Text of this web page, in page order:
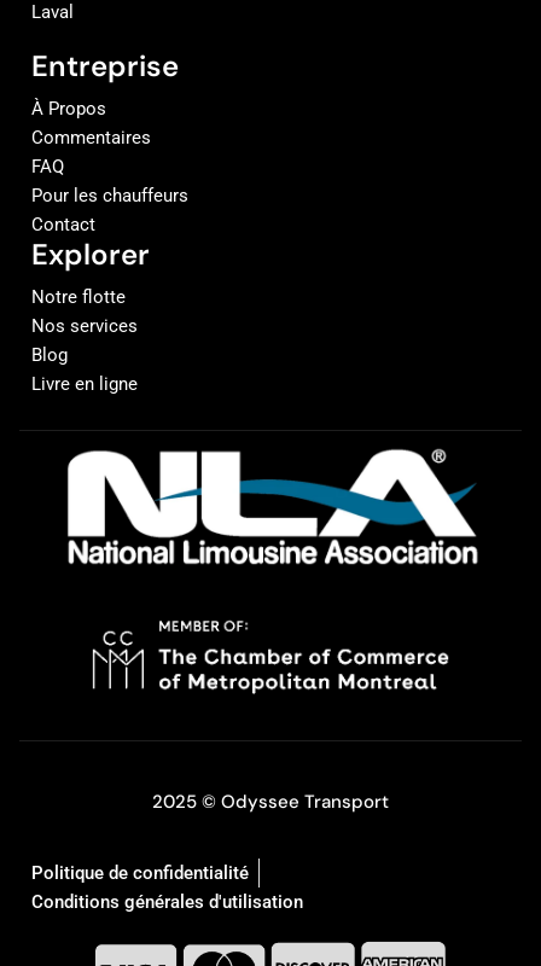
Laval
Entreprise
À Propos
Commentaires
FAQ
Pour les chauffeurs
Contact
Explorer
Notre flotte
Nos services
Blog
Livre en ligne
2025 © Odyssee Transport
Politique de confidentialité
Conditions générales d'utilisation